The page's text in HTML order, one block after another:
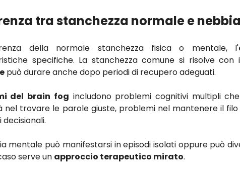
tra stanchezza normale e
della normale stanchezza fisica o mentale, l'
specifiche. La stanchezza comune si risolve
può durare anche dopo periodi di recupero adeguati.
del brain fog includono problemi cognitivi multipli
nel trovare le parole giuste, problemi nel mantenere il
decisionali.
mentale può manifestarsi in episodi isolati oppure può
serve un approccio terapeutico mirato.